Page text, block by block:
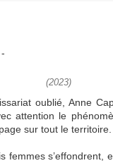
(2023)
oublié, Anne
attention le
sur tout le territoire.
femmes s’effondrent,